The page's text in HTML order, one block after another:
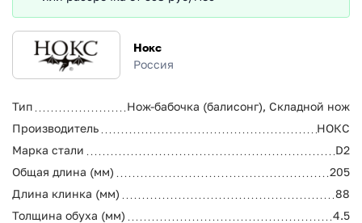
Нокс
Россия
Тип
Нож-бабочка (балисонг), Складной нож
Производитель
НОКС
Марка стали
D2
Общая длина (мм)
205
Длина клинка (мм)
88
Толщина обуха (мм)
4.5